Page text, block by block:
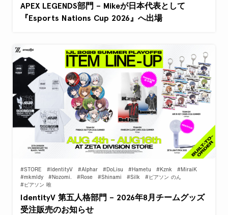
APEX LEGENDS部門 – Mikeが日本代表として
『Esports Nations Cup 2026』へ出場
#STORE #IdentityV #Alphar #DoLisu #Hametu #Kznk
#MiraiK
#mkmldy
#Nozomi. #Rose #Shinami #Silk
#ピアソン のん
#ピアソン 唯
IdentityV 第五人格部門 – 2026年8月チームグッズ
受注販売のお知らせ